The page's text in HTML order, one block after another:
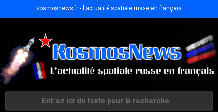
kosmosnews.fr - l'actualité spatiale russe en français